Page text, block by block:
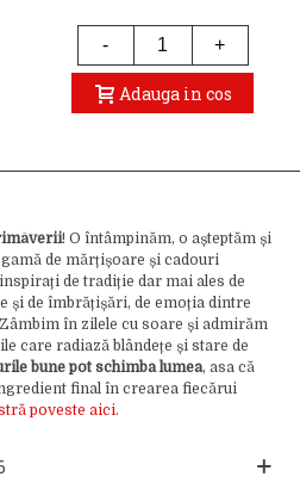
- +
Adauga in cos
! O întâmpinăm, o așteptăm și
de mărțișoare și cadouri
de tradiție dar mai ales de
și de îmbrățișări, de emoția dintre
în zilele cu soare și admirăm
care radiază blândețe și stare de
bune pot schimba lumea, asa că
final în crearea fiecărui
poveste aici.